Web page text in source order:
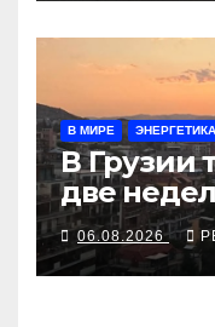
В МИРЕ ЭНЕРГЕТИКА
В Грузии
две
06.08.2026